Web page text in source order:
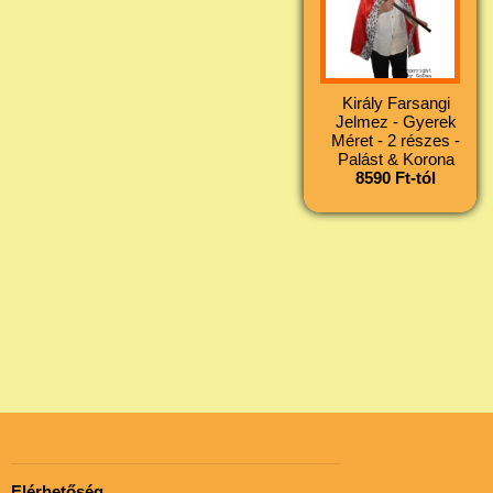
Király Farsangi
Jelmez - Gyerek
Méret - 2 részes -
Palást & Korona
8590 Ft-tól